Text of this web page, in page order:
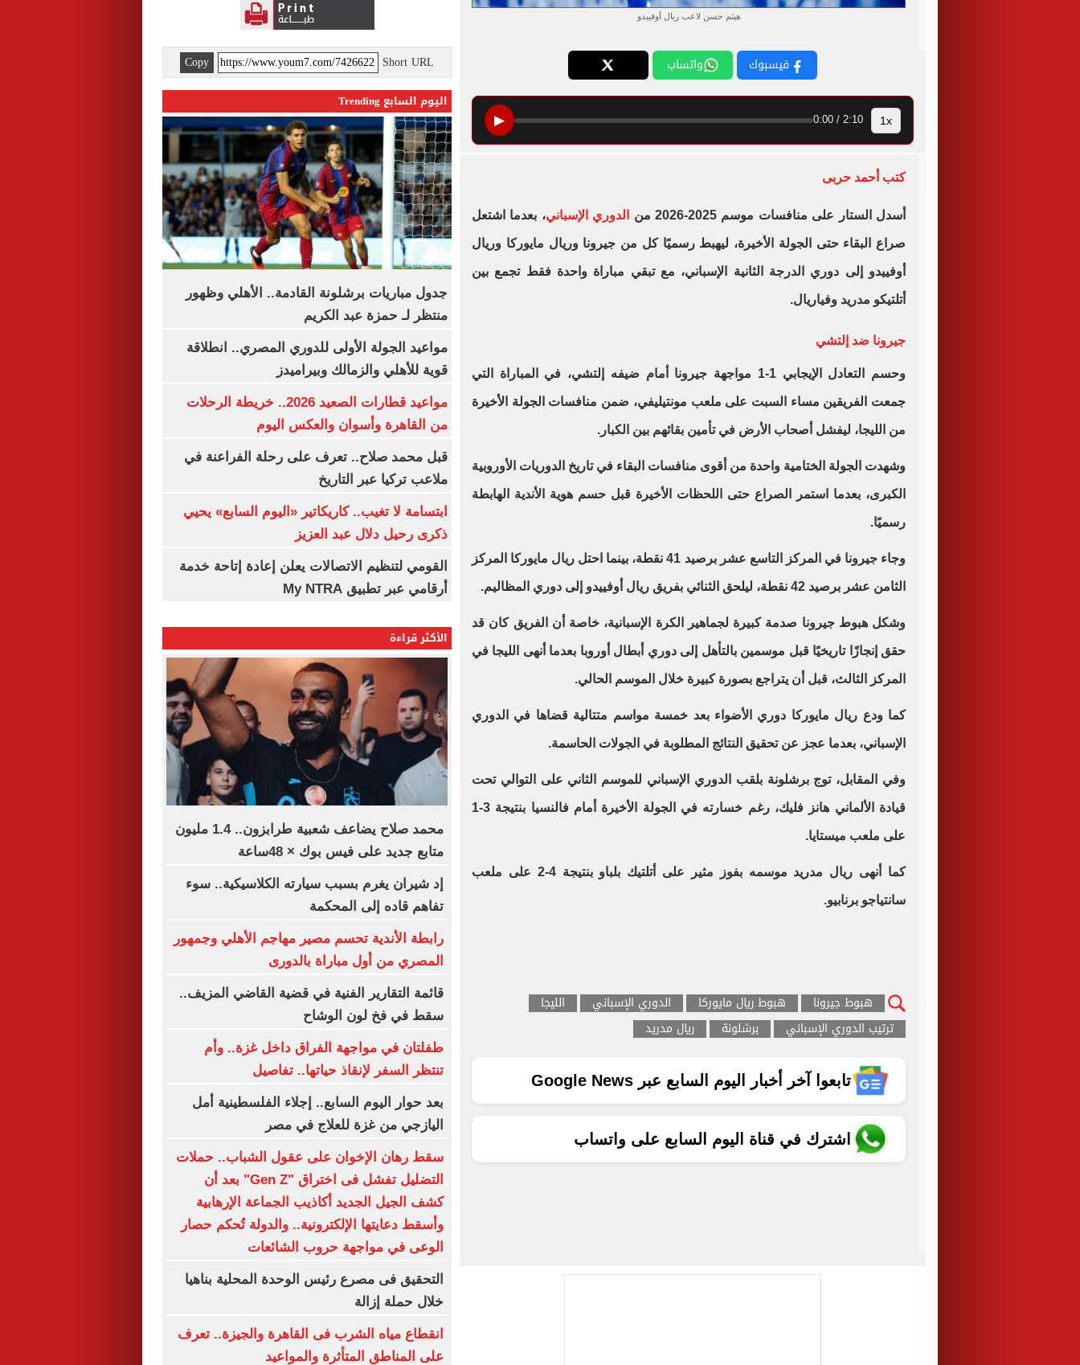
هيثم حسن لاعب ريال أوفييدو
فيسبوك واتساب
▶ 2:10 / 0:00 1x
كتب أحمد حربى
أسدل الستار على منافسات موسم 2025-2026 من الدوري الإسباني، بعدما اشتعل
صراع البقاء حتى الجولة الأخيرة، ليهبط رسميًا كل من جيرونا وريال مايوركا وريال
أوفييدو إلى دوري الدرجة الثانية الإسباني، مع تبقي مباراة واحدة فقط تجمع بين
أتلتيكو مدريد وفياريال.
جيرونا ضد إلتشي
وحسم التعادل الإيجابي 1-1 مواجهة جيرونا أمام ضيفه إلتشي، في المباراة التي
جمعت الفريقين مساء السبت على ملعب مونتيليفي، ضمن منافسات الجولة الأخيرة
من الليجا، ليفشل أصحاب الأرض في تأمين بقائهم بين الكبار.
وشهدت الجولة الختامية واحدة من أقوى منافسات البقاء في تاريخ الدوريات الأوروبية
الكبرى، بعدما استمر الصراع حتى اللحظات الأخيرة قبل حسم هوية الأندية الهابطة
رسميًا.
وجاء جيرونا في المركز التاسع عشر برصيد 41 نقطة، بينما احتل ريال مايوركا المركز
الثامن عشر برصيد 42 نقطة، ليلحق الثنائي بفريق ريال أوفييدو إلى دوري المظاليم.
وشكل هبوط جيرونا صدمة كبيرة لجماهير الكرة الإسبانية، خاصة أن الفريق كان قد
حقق إنجازًا تاريخيًا قبل موسمين بالتأهل إلى دوري أبطال أوروبا بعدما أنهى الليجا في
المركز الثالث، قبل أن يتراجع بصورة كبيرة خلال الموسم الحالي.
كما ودع ريال مايوركا دوري الأضواء بعد خمسة مواسم متتالية قضاها في الدوري
الإسباني، بعدما عجز عن تحقيق النتائج المطلوبة في الجولات الحاسمة.
وفي المقابل، توج برشلونة بلقب الدوري الإسباني للموسم الثاني على التوالي تحت
قيادة الألماني هانز فليك، رغم خسارته في الجولة الأخيرة أمام فالنسيا بنتيجة 3-1
على ملعب ميستايا.
كما أنهى ريال مدريد موسمه بفوز مثير على أتلتيك بلباو بنتيجة 4-2 على ملعب
سانتياجو برنابيو.
هبوط جيرونا هبوط ريال مايوركا الدوري الإسباني
الليجا
ترتيب الدوري الإسباني
برشلونة ريال مدريد
تابعوا آخر أخبار اليوم السابع عبر Google News
اشترك في قناة اليوم السابع على واتساب
Short URL
Copy
اليوم السابع Trending
جدول مباريات برشلونة القادمة.. الأهلي وظهور
منتظر لـ حمزة عبد الكريم
مواعيد الجولة الأولى للدوري المصري.. انطلاقة
قوية للأهلي والزمالك وبيراميدز
مواعيد قطارات الصعيد 2026.. خريطة الرحلات
من القاهرة وأسوان والعكس اليوم
قبل محمد صلاح.. تعرف على رحلة الفراعنة في
ملاعب تركيا عبر التاريخ
ابتسامة لا تغيب.. كاريكاتير «اليوم السابع» يحيي
ذكرى رحيل دلال عبد العزيز
القومي لتنظيم الاتصالات يعلن إعادة إتاحة خدمة
أرقامي عبر تطبيق My NTRA
الأكثر قراءة
محمد صلاح يضاعف شعبية طرابزون.. 1.4 مليون
متابع جديد على فيس بوك × 48ساعة
إد شيران يغرم بسبب سيارته الكلاسيكية.. سوء
تفاهم قاده إلى المحكمة
رابطة الأندية تحسم مصير مهاجم الأهلي وجمهور
المصري من أول مباراة بالدورى
قائمة التقارير الفنية في قضية القاضي المزيف..
سقط في فخ لون الوشاح
طفلتان في مواجهة الفراق داخل غزة.. وأم
تنتظر السفر لإنقاذ حياتها.. تفاصيل
بعد حوار اليوم السابع.. إجلاء الفلسطينية أمل
اليازجي من غزة للعلاج في مصر
سقط رهان الإخوان على عقول الشباب.. حملات
التضليل تفشل فى اختراق "Gen Z" بعد أن
كشف الجيل الجديد أكاذيب الجماعة الإرهابية
وأسقط دعايتها الإلكترونية.. والدولة تُحكم حصار
الوعى في مواجهة حروب الشائعات
التحقيق فى مصرع رئيس الوحدة المحلية بناهيا
خلال حملة إزالة
انقطاع مياه الشرب فى القاهرة والجيزة.. تعرف
على المناطق المتأثرة والمواعيد